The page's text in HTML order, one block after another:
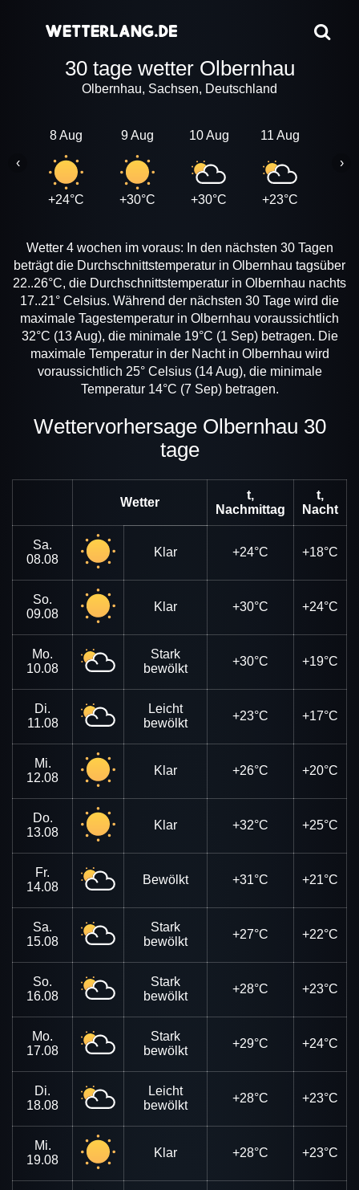
30 tage wetter Olbernhau
Olbernhau, Sachsen, Deutschland
8 Aug
+24°C
9 Aug
+30°C
10 Aug
+30°C
11 Aug
+23°C
‹ ›
Wetter 4 wochen im voraus: In den nächsten 30 Tagen
beträgt die Durchschnittstemperatur in Olbernhau tagsüber
22..26°C, die Durchschnittstemperatur in Olbernhau nachts
17..21° Celsius. Während der nächsten 30 Tage wird die
maximale Tagestemperatur in Olbernhau voraussichtlich
32°C (13 Aug), die minimale 19°C (1 Sep) betragen. Die
maximale Temperatur in der Nacht in Olbernhau wird
voraussichtlich 25° Celsius (14 Aug), die minimale
Temperatur 14°C (7 Sep) betragen.
Wettervorhersage Olbernhau 30
tage
Wetter
t,
Nachmittag
t,
Nacht
Sa.
08.08
Klar +24°C +18°C
So.
09.08
Klar +30°C +24°C
Mo.
10.08
Stark
bewölkt
+30°C +19°C
Di.
11.08
Leicht
bewölkt
+23°C +17°C
Mi.
12.08
Klar +26°C +20°C
Do.
13.08
Klar +32°C +25°C
Fr.
14.08
Bewölkt +31°C +21°C
Sa.
15.08
Stark
bewölkt
+27°C +22°C
So.
16.08
Stark
bewölkt
+28°C +23°C
Mo.
17.08
Stark
bewölkt
+29°C +24°C
Di.
18.08
Leicht
bewölkt
+28°C +23°C
Mi.
19.08
Klar +28°C +23°C